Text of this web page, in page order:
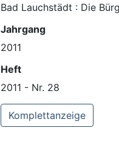
Bad Lauchstädt : Die
Jahrgang
2011
Heft
2011 - Nr. 28
Komplettanzeige